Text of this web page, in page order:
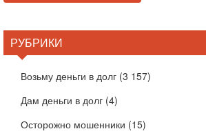
РУБРИКИ
Возьму деньги в долг (3 157)
Дам деньги в долг (4)
Осторожно мошенники (15)